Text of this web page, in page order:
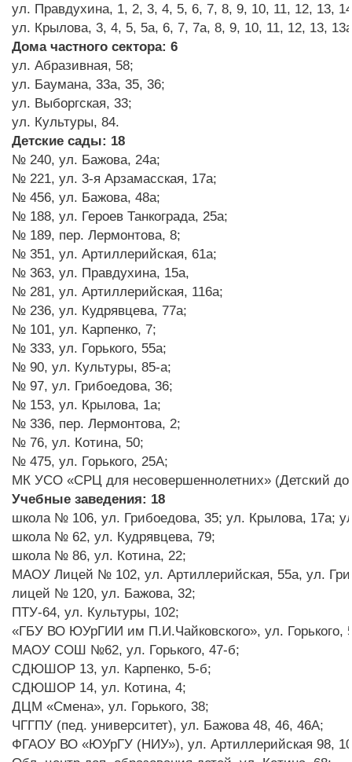
ул. Правдухина, 1, 2, 3, 4, 5, 6, 7, 8, 9, 10, 11, 12, 13,
ул. Крылова, 3, 4, 5, 5а, 6, 7, 7а, 8, 9, 10, 11, 12, 13,
Дома частного сектора: 6
ул. Абразивная, 58;
ул. Баумана, 33а, 35, 36;
ул. Выборгская, 33;
ул. Культуры, 84.
Детские сады: 18
№ 240, ул. Бажова, 24а;
№ 221, ул. 3-я Арзамасская, 17а;
№ 456, ул. Бажова, 48а;
№ 188, ул. Героев Танкограда, 25а;
№ 189, пер. Лермонтова, 8;
№ 351, ул. Артиллерийская, 61а;
№ 363, ул. Правдухина, 15а,
№ 281, ул. Артиллерийская, 116а;
№ 236, ул. Кудрявцева, 77а;
№ 101, ул. Карпенко, 7;
№ 333, ул. Горького, 55а;
№ 90, ул. Культуры, 85-а;
№ 97, ул. Грибоедова, 36;
№ 153, ул. Крылова, 1а;
№ 336, пер. Лермонтова, 2;
№ 76, ул. Котина, 50;
№ 475, ул. Горького, 25А;
МК УСО «СРЦ для несовершеннолетних» (Детский
Учебные заведения: 18
школа № 106, ул. Грибоедова, 35; ул. Крылова, 17а;
школа № 62, ул. Кудрявцева, 79;
школа № 86, ул. Котина, 22;
МАОУ Лицей № 102, ул. Артиллерийская, 55а, ул.
лицей № 120, ул. Бажова, 32;
ПТУ-64, ул. Культуры, 102;
«ГБУ ВО ЮУрГИИ им П.И.Чайковского», ул.
МАОУ СОШ №62, ул. Горького, 47-б;
СДЮШОР 13, ул. Карпенко, 5-б;
СДЮШОР 14, ул. Котина, 4;
ДЦМ «Смена», ул. Горького, 38;
ЧГГПУ (пед. университет), ул. Бажова 48, 46, 46А;
ФГАОУ ВО «ЮУрГУ (НИУ»), ул. Артиллерийская 98,